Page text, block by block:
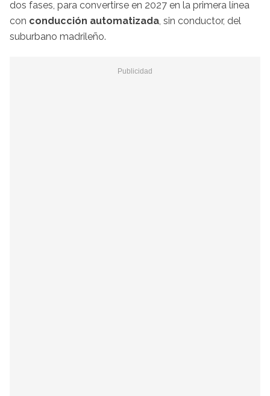
dos fases, para convertirse en 2027 en la primera línea
con conducción automatizada, sin conductor, del
suburbano madrileño.